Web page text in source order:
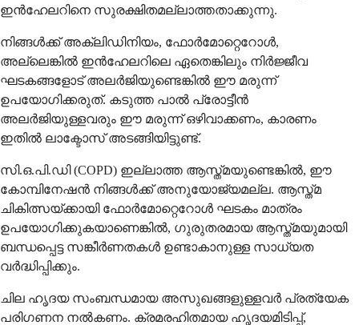
ഇൻഹേലറിനെ സുരക്ഷിതമല്ലാത്തതാക്കുന്നു.
നിങ്ങൾക്ക് അക്ലിഡിനിയം, ഫോർമോറ്റെറോൾ,
അല്ലെങ്കിൽ ഇൻഹേലറിലെ ഏതെങ്കിലും നിർജ്ജീവ
ഘടകങ്ങളോട് അലർജിയുണ്ടെങ്കിൽ ഈ മരുന്ന്
ഉപയോഗിക്കരുത്. കടുത്ത പാൽ പ്രോട്ടീൻ
അലർജിയുള്ളവരും ഈ മരുന്ന് ഒഴിവാക്കണം, കാരണം
ഇതിൽ ലാക്ടോസ് അടങ്ങിയിട്ടുണ്ട്.
സി.ഒ.പി.ഡി (COPD) ഇല്ലാത്ത ആസ്ത്മയുണ്ടെങ്കിൽ, ഈ
കോമ്പിനേഷൻ നിങ്ങൾക്ക് അനുയോജ്യമല്ല. ആസ്ത്മ
ചികിത്സയ്ക്കായി ഫോർമോറ്റെറോൾ ഘടകം മാത്രം
ഉപയോഗിക്കുകയാണെങ്കിൽ, ഗുരുതരമായ ആസ്ത്മയുമായി
ബന്ധപ്പെട്ട സങ്കീർണതകൾ ഉണ്ടാകാനുള്ള സാധ്യത
വർദ്ധിപ്പിക്കും.
ചില ഹൃദയ സംബന്ധമായ അസുഖങ്ങളുള്ളവർ പ്രത്യേക
പരിഗണന നൽകണം. ക്രമരഹിതമായ ഹൃദയമിടിപ്പ്,